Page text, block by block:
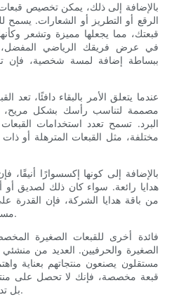
بالإضافة إلى ذلك، يمكن تخصيص
الرقع أو التطريز أو الشعارات.
قبعتك، مما يجعلها مميزة وتشعر
في عرض فريقك الرياضي
ببساطة إضافة لمسة شخصية، فإن
عندما يتعلق الأمر بالبقاء دافئًا، تعد
مصممة لتناسب رأسك بشكل مريح،
البرد. تسمح تعدد استخدامات
مختلفة، مثل القبعات المترهلة أو ذات
بالإضافة إلى كونها إكسسوارًا أنيقًا،
هدايا رائعة. سواء كان ذلك لصديق أو
من باقة هدايا الشركة، فإن
مستوى إضافيًا من التفكير والرعاية.
فائدة أخرى للقبعات الصغيرة
الصغيرة والحرفيين. العديد من
مستقلون يصنعون منتجاتهم بعناية
قبعة مخصصة، فإنك لا تحصل على
بل تدعم أيضًا عمل الأفراد الموهوبين.